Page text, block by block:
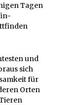
Tagen
und
sich
für
Orten